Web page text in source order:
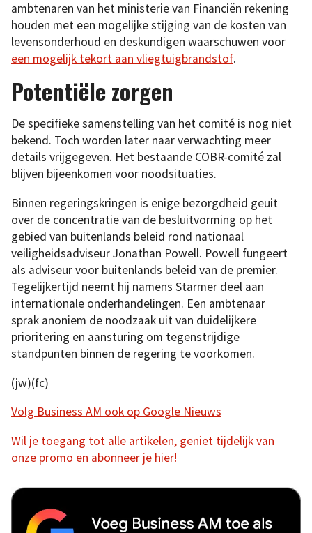
ambtenaren van het ministerie van Financiën rekening
houden met een mogelijke stijging van de kosten van
levensonderhoud en deskundigen waarschuwen voor
een mogelijk tekort aan vliegtuigbrandstof.
Potentiële zorgen
De specifieke samenstelling van het comité is nog niet
bekend. Toch worden later naar verwachting meer
details vrijgegeven. Het bestaande COBR-comité zal
blijven bijeenkomen voor noodsituaties.
Binnen regeringskringen is enige bezorgdheid geuit
over de concentratie van de besluitvorming op het
gebied van buitenlands beleid rond nationaal
veiligheidsadviseur Jonathan Powell. Powell fungeert
als adviseur voor buitenlands beleid van de premier.
Tegelijkertijd neemt hij namens Starmer deel aan
internationale onderhandelingen. Een ambtenaar
sprak anoniem de noodzaak uit van duidelijkere
prioritering en aansturing om tegenstrijdige
standpunten binnen de regering te voorkomen.
(jw)(fc)
Volg Business AM ook op Google Nieuws
Wil je toegang tot alle artikelen, geniet tijdelijk van
onze promo en abonneer je hier!